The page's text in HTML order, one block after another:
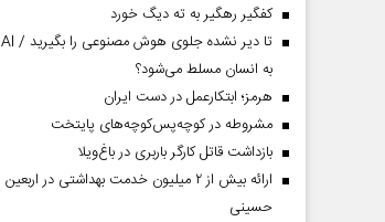
کفگیر رهگیر به ته دیگ خورد
تا دیر نشده جلوی هوش مصنوعی را بگیرید / AI
به انسان مسلط می‌شود؟
هرمز؛ ابتکارعمل در دست ایران
مشروطه در کوچه‌پس‌کوچه‌های پایتخت
بازداشت قاتل کارگر باربری در باغ‌ویلا
ارائه بیش از ۲ میلیون خدمت بهداشتی در اربعین
حسینی